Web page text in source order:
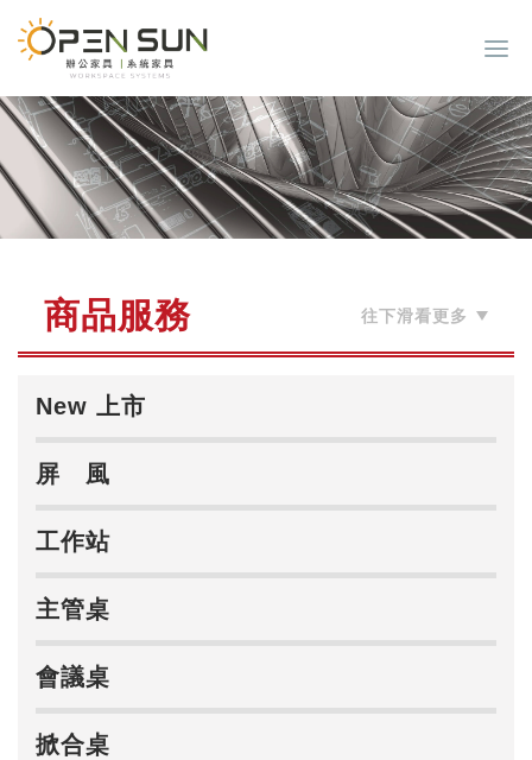
商品服務
New 上市
屏 風
工作站
主管桌
會議桌
掀合桌